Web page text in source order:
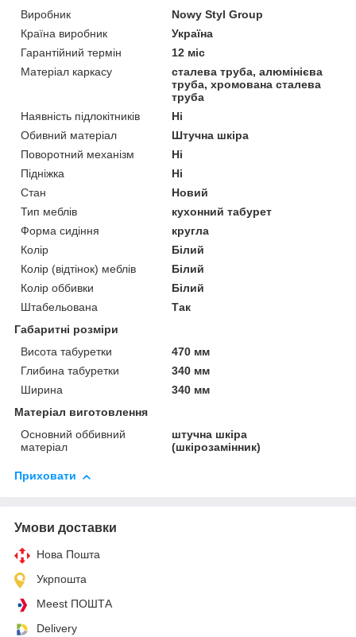
Виробник
Nowy Styl Group
Країна виробник
Україна
Гарантійний термін
12 міс
Матеріал каркасу
сталева труба, алюмінієва
труба, хромована сталева
труба
Наявність підлокітників
Ні
Обивний матеріал
Штучна шкіра
Поворотний механізм
Ні
Підніжка
Ні
Стан
Новий
Тип меблів
кухонний табурет
Форма сидіння
кругла
Колір
Білий
Колір (відтінок) меблів
Білий
Колір оббивки
Білий
Штабельована
Так
Габаритні розміри
Висота табуретки
470 мм
Глибина табуретки
340 мм
Ширина
340 мм
Матеріал виготовлення
Основний оббивний
матеріал
штучна шкіра
(шкірозамінник)
Приховати
Умови доставки
Нова Пошта
Укрпошта
Meest ПОШТА
Delivery